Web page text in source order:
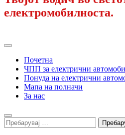
електромобилноста.
Primary
Почетна
ЧПП за електрични
Понуда на електрични
Мапа на полначи
За нас
Search
Пребарувај
за: